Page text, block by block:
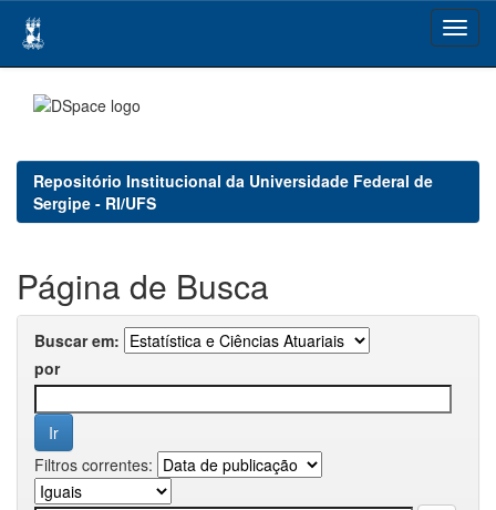
navigation
Repositório Institucional da Universidade Federal de
Sergipe - RI/UFS
Página de Busca
Buscar em:
por
Filtros correntes: